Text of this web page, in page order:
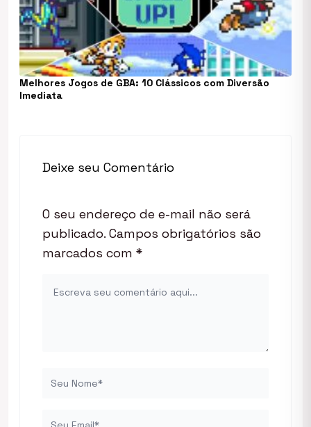
Melhores Jogos de GBA: 10 Clássicos com Diversão
Imediata
Deixe seu Comentário
O seu endereço de e-mail não será
publicado. Campos obrigatórios são
marcados com *